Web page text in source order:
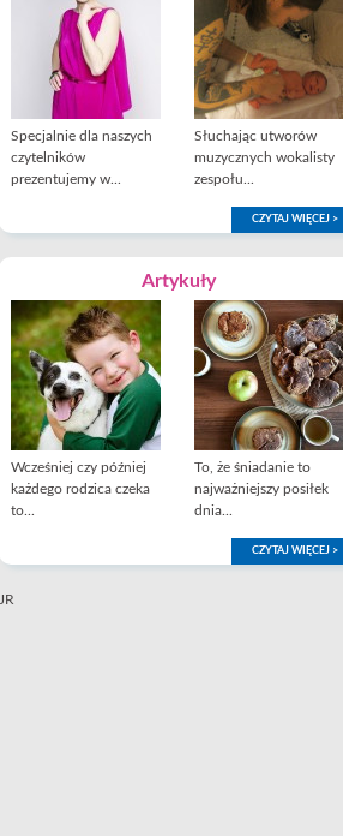
Specjalnie dla naszych
czytelników
prezentujemy w...
Słuchając utworów
muzycznych wokalisty
zespołu...
CZYTAJ WIĘCEJ >
Artykuły
Wcześniej czy później
każdego rodzica czeka
to...
To, że śniadanie to
najważniejszy posiłek
dnia...
CZYTAJ WIĘCEJ >
JR